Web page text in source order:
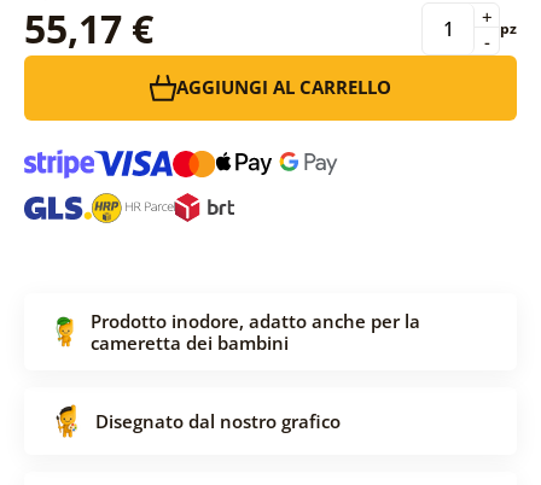
55,17 € -
+ pz
AGGIUNGI AL CARRELLO
Prodotto inodore, adatto anche per la
cameretta dei bambini
Disegnato dal nostro grafico